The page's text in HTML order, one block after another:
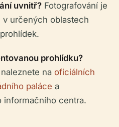
uvnitř? Fotografování je
určených oblastech
prohlídku?
na oficiálních
paláce a
informačního centra.